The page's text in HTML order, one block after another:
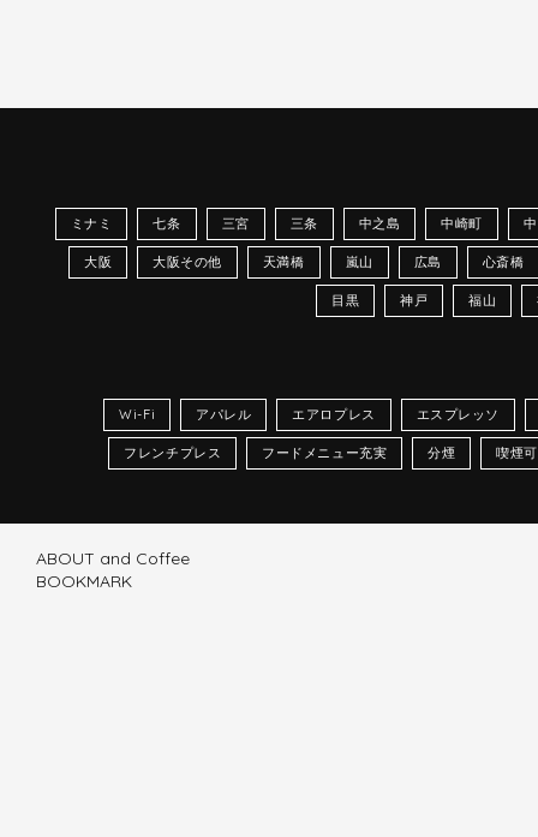
ミナミ 七条 三宮 三条 中之島 中崎町
大阪 大阪その他 天満橋 嵐山 広島 心斎橋
目黒 神戸 福山
Wi-Fi アパレル エアロプレス エスプレッソ
フレンチプレス フードメニュー充実 分煙 喫煙可
ABOUT and Coffee
BOOKMARK